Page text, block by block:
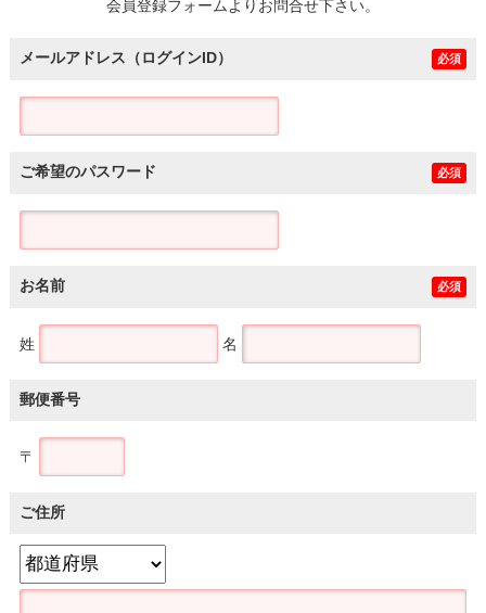
会員登録フォームよりお問合せ下さい。
メールアドレス（ログインID） 必須
ご希望のパスワード 必須
お名前 必須
姓 名
郵便番号
〒
ご住所